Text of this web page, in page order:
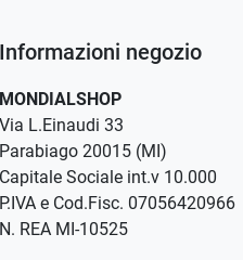
Informazioni negozio
MONDIALSHOP
Via L.Einaudi 33
Parabiago 20015 (MI)
Capitale Sociale int.v 10.000
P.IVA e Cod.Fisc. 07056420966
N. REA MI-10525